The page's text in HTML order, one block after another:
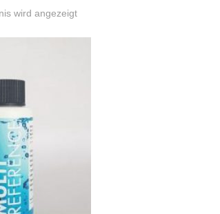
wird angezeigt